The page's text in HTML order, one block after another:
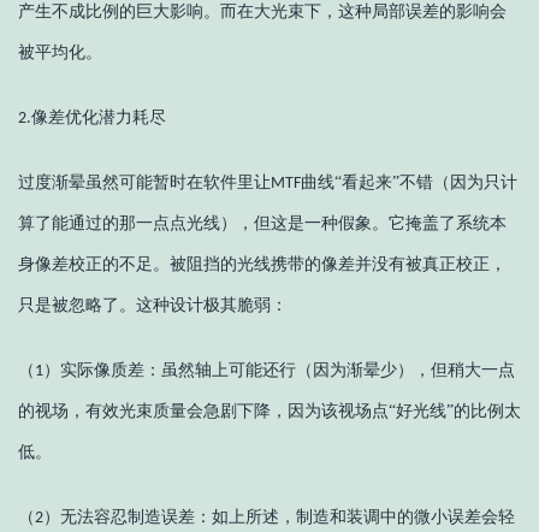
产生不成比例的巨大影响。而在大光束下，这种局部误差的影响会
被平均化。
2.像差优化潜力耗尽
过度渐晕虽然可能暂时在软件里让MTF曲线“看起来”不错（因为只计
算了能通过的那一点点光线），但这是一种假象。它掩盖了系统本
身像差校正的不足。被阻挡的光线携带的像差并没有被真正校正，
只是被忽略了。这种设计极其脆弱：
（ 1） 实际像质差：虽然轴上可能还行（因为渐晕少），但稍大一点
的视场，有效光束质量会急剧下降，因为该视场点“好光线”的比例太
低。
（2） 无法容忍制造误差：如上所述，制造和装调中的微小误差会轻